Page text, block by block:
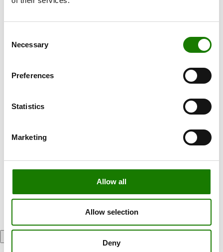
Selection
Necessary
Preferences
Statistics
Marketing
Allow all
Allow selection
Deny